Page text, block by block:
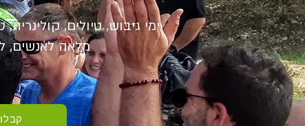
ימי גיבוש, טיולים,
מלאה לאנשים,